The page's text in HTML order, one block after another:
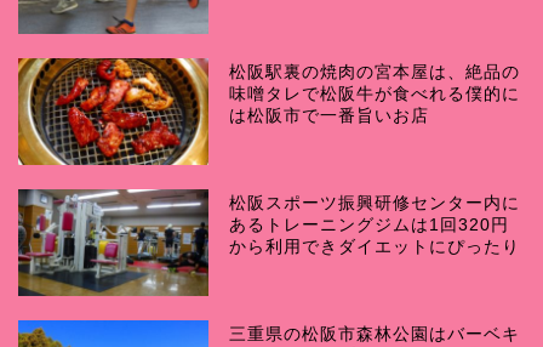
松阪駅裏の焼肉の宮本屋は、絶品の
味噌タレで松阪牛が食べれる僕的に
は松阪市で一番旨いお店
松阪スポーツ振興研修センター内に
あるトレーニングジムは1回320円
から利用できダイエットにぴったり
三重県の松阪市森林公園はバーベキ